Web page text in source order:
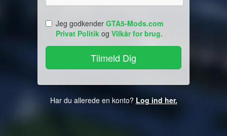
Jeg godkender GTA5-Mods.com
Privat Politik og Vilkår for brug.
Har du allerede en konto? Log ind her.